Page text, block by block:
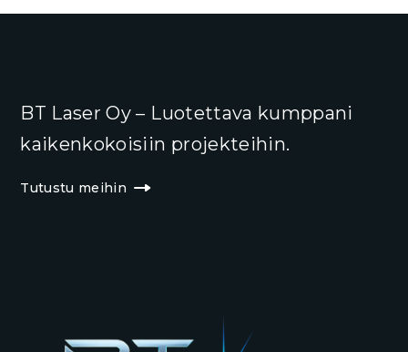
BT Laser Oy – Luotettava kumppani
kaikenkokoisiin projekteihin.
Tutustu meihin